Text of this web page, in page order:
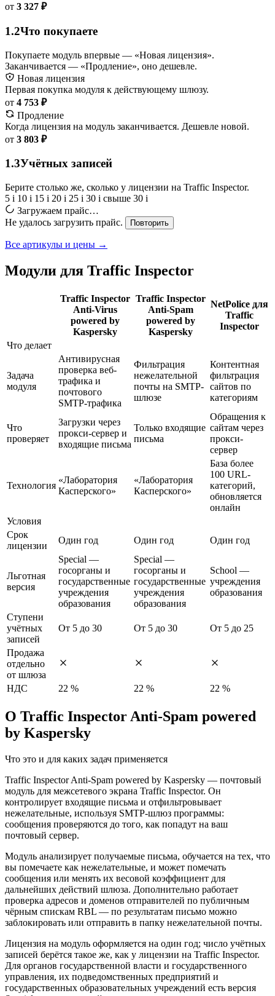
от 3 327 ₽
1.2Что покупаете
Покупаете модуль впервые — «Новая лицензия».
Заканчивается — «Продление», оно дешевле.
Новая лицензия
Первая покупка модуля к действующему шлюзу.
от 4 753 ₽
Продление
Когда лицензия на модуль заканчивается. Дешевле новой.
от 3 803 ₽
1.3Учётных записей
Берите столько же, сколько у лицензии на Traffic Inspector.
5 i 10 i 15 i 20 i 25 i 30 i свыше 30 i
Загружаем прайс…
Не удалось загрузить прайс.
Повторить
Все артикулы и цены →
Модули для Traffic Inspector
Traffic Inspector
Anti-Virus
powered by
Kaspersky
Traffic Inspector
Anti-Spam
powered by
Kaspersky
NetPolice для
Traffic
Inspector
Что делает
Задача
модуля
Антивирусная
проверка веб-
трафика и
почтового
SMTP-трафика
Фильтрация
нежелательной
почты на SMTP-
шлюзе
Контентная
фильтрация
сайтов по
категориям
Что
проверяет
Загрузки через
прокси-сервер и
входящие письма
Только входящие
письма
Обращения к
сайтам через
прокси-
сервер
Технология
«Лаборатория
Касперского»
«Лаборатория
Касперского»
База более
100 URL-
категорий,
обновляется
онлайн
Условия
Срок
лицензии
Один год Один год Один год
Льготная
версия
Special —
госорганы и
государственные
учреждения
образования
Special —
госорганы и
государственные
учреждения
образования
School —
учреждения
образования
Ступени
учётных
записей
От 5 до 30 От 5 до 30 От 5 до 25
Продажа
отдельно
от шлюза
НДС
22 % 22 % 22 %
О Traffic Inspector Anti-Spam powered
by Kaspersky
Что это и для каких задач применяется
Traffic Inspector Anti-Spam powered by Kaspersky — почтовый
модуль для межсетевого экрана Traffic Inspector. Он
контролирует входящие письма и отфильтровывает
нежелательные, используя SMTP-шлюз программы:
сообщения проверяются до того, как попадут на ваш
почтовый сервер.
Модуль анализирует получаемые письма, обучается на тех, что
вы помечаете как нежелательные, и может помечать
сообщения или менять их весовой коэффициент для
дальнейших действий шлюза. Дополнительно работает
проверка адресов и доменов отправителей по публичным
чёрным спискам RBL — по результатам письмо можно
заблокировать или отправить в папку нежелательной почты.
Лицензия на модуль оформляется на один год; число учётных
записей берётся такое же, как у лицензии на Traffic Inspector.
Для органов государственной власти и государственного
управления, их подведомственных предприятий и
государственных образовательных учреждений есть версия